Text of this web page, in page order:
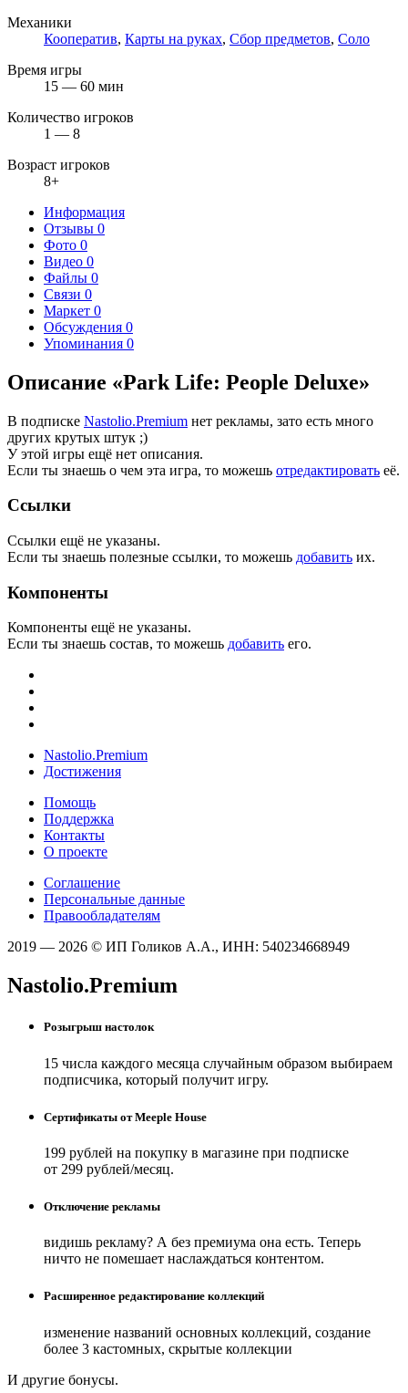
Механики
Кооператив, Карты на руках, Сбор предметов, Соло
Время игры
15 — 60 мин
Количество игроков
1 — 8
Возраст игроков
8+
Информация
Отзывы 0
Фото 0
Видео 0
Файлы 0
Связи 0
Маркет 0
Обсуждения 0
Упоминания 0
Описание «Park Life: People Deluxe»
В подписке Nastolio.Premium нет рекламы, зато есть много
других крутых штук ;)
У этой игры ещё нет описания.
Если ты знаешь о чем эта игра, то можешь отредактировать её.
Ссылки
Ссылки ещё не указаны.
Если ты знаешь полезные ссылки, то можешь добавить их.
Компоненты
Компоненты ещё не указаны.
Если ты знаешь состав, то можешь добавить его.
Nastolio.Premium
Достижения
Помощь
Поддержка
Контакты
О проекте
Соглашение
Персональные данные
Правообладателям
2019 — 2026 © ИП Голиков А.А., ИНН: 540234668949
Nastolio.Premium
Розыгрыш настолок
15 числа каждого месяца случайным образом выбираем
подписчика, который получит игру.
Сертификаты от Meeple House
199 рублей на покупку в магазине при подписке
от 299 рублей/месяц.
Отключение рекламы
видишь рекламу? А без премиума она есть. Теперь
ничто не помешает наслаждаться контентом.
Расширенное редактирование коллекций
изменение названий основных коллекций, создание
более 3 кастомных, скрытые коллекции
И другие бонусы.